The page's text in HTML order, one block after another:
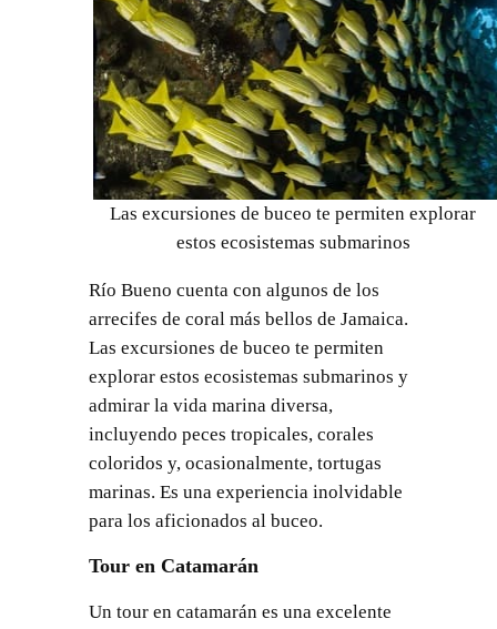
Las excursiones de buceo te permiten explorar
estos ecosistemas submarinos
Río Bueno cuenta con algunos de los
arrecifes de coral más bellos de Jamaica.
Las excursiones de buceo te permiten
explorar estos ecosistemas submarinos y
admirar la vida marina diversa,
incluyendo peces tropicales, corales
coloridos y, ocasionalmente, tortugas
marinas. Es una experiencia inolvidable
para los aficionados al buceo.
Tour en Catamarán
Un tour en catamarán es una excelente